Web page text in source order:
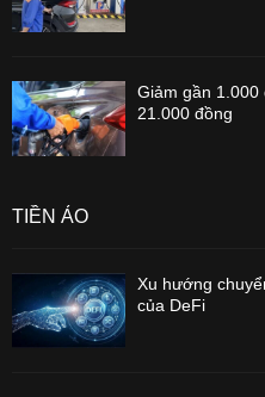
Giảm gần 1.000
21.000 đồng
TIỀN ẢO
Xu hướng
của DeFi